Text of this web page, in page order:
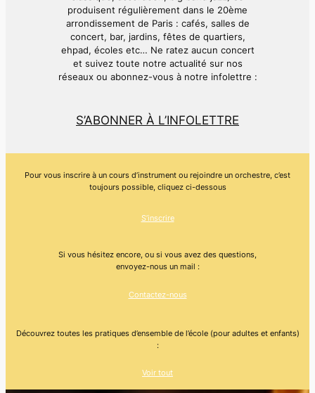
produisent régulièrement dans le 20ème
arrondissement de Paris : cafés, salles de
concert, bar, jardins, fêtes de quartiers,
ehpad, écoles etc… Ne ratez aucun concert
et suivez toute notre actualité sur nos
réseaux ou abonnez-vous à notre infolettre :
S’ABONNER À L’INFOLETTRE
Pour vous inscrire à un cours d’instrument ou rejoindre un orchestre, c’est
toujours possible, cliquez ci-dessous
S’inscrire
Si vous hésitez encore, ou si vous avez des questions,
envoyez-nous un mail :
Contactez-nous
Découvrez toutes les pratiques d’ensemble de l’école (pour adultes et enfants)
:
Voir tout